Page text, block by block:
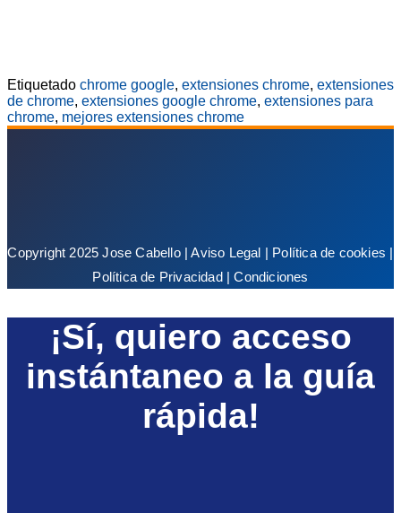
Etiquetado chrome google, extensiones chrome, extensiones
de chrome, extensiones google chrome, extensiones para
chrome, mejores extensiones chrome
Copyright 2025 Jose Cabello |Aviso Legal | Política de cookies |
Política de Privacidad|Condiciones
¡Sí, quiero acceso
instántaneo a la guía
rápida!